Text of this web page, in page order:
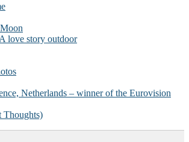
love story outdoor
Netherlands – winner of the Eurovision
Thoughts)